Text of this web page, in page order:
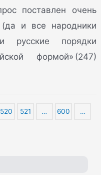
поставлен очень
и все народники
русские порядки
формой» (247)
520 521 … 600 …